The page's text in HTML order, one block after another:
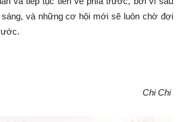
và những cơ hội mới sẽ luôn chờ đợi
Chi Chi